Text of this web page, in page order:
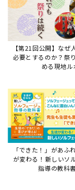
ード活用
サイトからの